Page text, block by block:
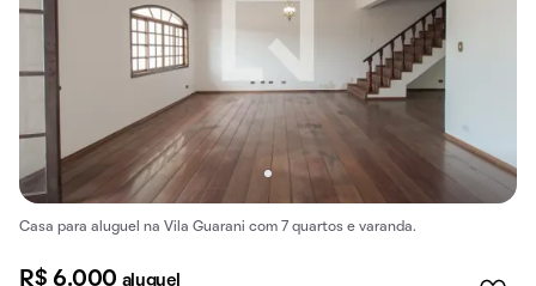
Casa para aluguel na Vila Guarani com 7 quartos e varanda.
R$ 6.000 aluguel